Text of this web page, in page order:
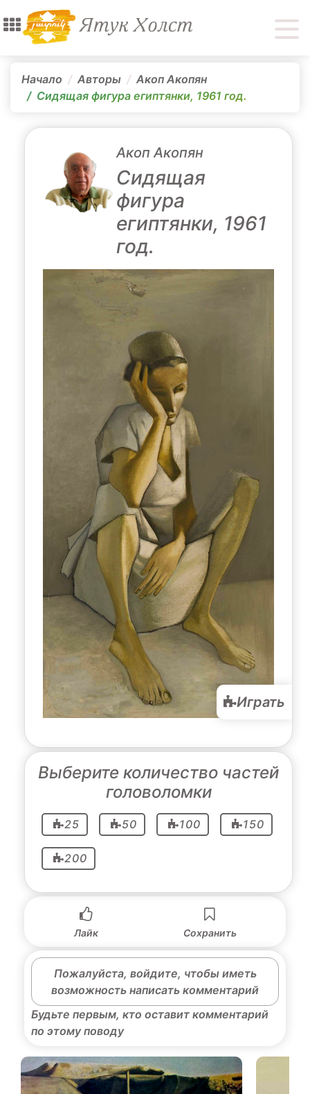
Начало Авторы
Акоп Акопян
Сидящая фигура египтянки, 1961 год.
Акоп Акопян
Сидящая
фигура
египтянки, 1961
год.
Играть
Выберите количество частей
головоломки
25 50 100 150
200
Лайк Сохранить
Пожалуйста, войдите, чтобы иметь
возможность написать комментарий
Будьте первым, кто оставит комментарий
по этому поводу